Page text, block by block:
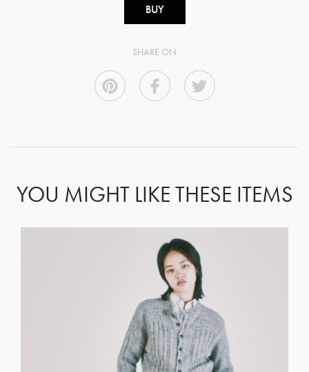
BUY
SHARE ON
YOU MIGHT LIKE THESE ITEMS
OR GET REGISTERED